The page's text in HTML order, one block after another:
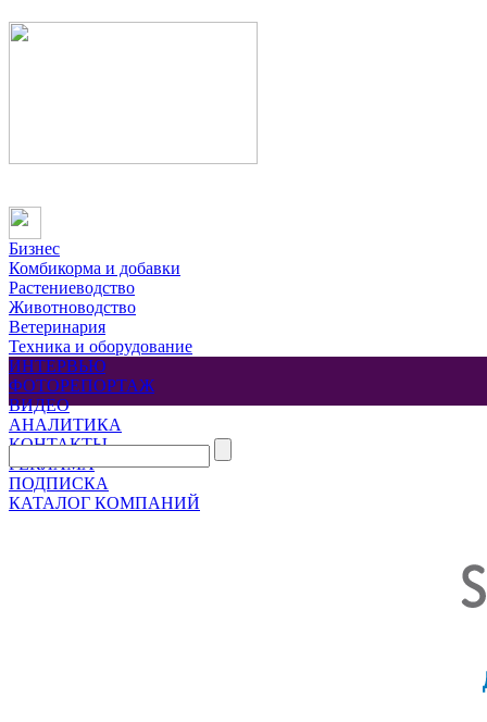
Бизнес
Комбикорма и добавки
Растениеводство
Животноводство
Ветеринария
Техника и оборудование
ИНТЕРВЬЮ
ФОТОРЕПОРТАЖ
ВИДЕО
АНАЛИТИКА
КОНТАКТЫ
РЕКЛАМА
ПОДПИСКА
КАТАЛОГ КОМПАНИЙ